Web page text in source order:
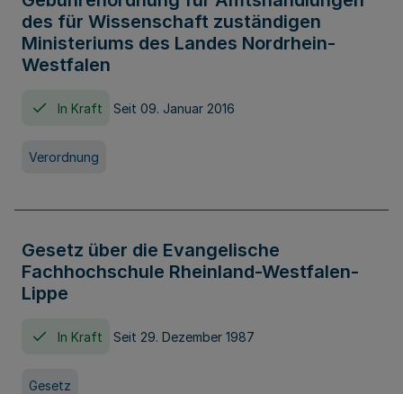
des für Wissenschaft zuständigen
Ministeriums des Landes Nordrhein-
Westfalen
In Kraft Seit 09. Januar 2016
Verordnung
Gesetz über die Evangelische
Fachhochschule Rheinland-Westfalen-
Lippe
In Kraft Seit 29. Dezember 1987
Gesetz